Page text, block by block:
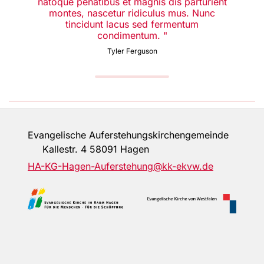
montes, nascetur ridiculus mus. Nunc
tincidunt lacus sed fermentum
condimentum. "
Tyler Ferguson
Evangelische Auferstehungskirchengemeinde
Kallestr. 4 58091 Hagen
HA-KG-Hagen-Auferstehung@kk-ekvw.de